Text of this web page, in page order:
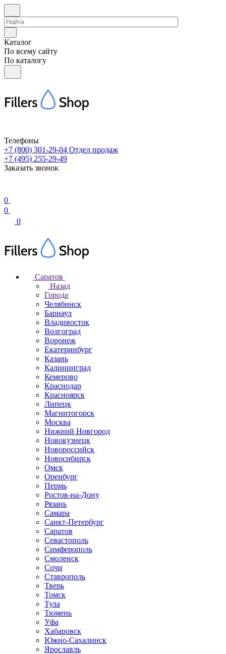
Каталог
По всему сайту
По каталогу
Телефоны
+7 (800) 301-29-04 Отдел продаж
+7 (495) 255-29-49
Заказать звонок
0
0
0
Саратов
Назад
Города
Челябинск
Барнаул
Владивосток
Волгоград
Воронеж
Екатеринбург
Казань
Калининград
Кемерово
Краснодар
Красноярск
Липецк
Магнитогорск
Москва
Нижний Новгород
Новокузнецк
Новороссийск
Новосибирск
Омск
Оренбург
Пермь
Ростов-на-Дону
Рязань
Самара
Санкт-Петербург
Саратов
Севастополь
Симферополь
Смоленск
Сочи
Ставрополь
Тверь
Томск
Тула
Тюмень
Уфа
Хабаровск
Южно-Сахалинск
Ярославль